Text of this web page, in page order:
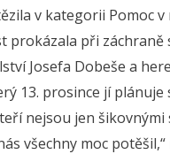
v kategorii Pomoc
prokázala při
Josefa Dobeše a
13. prosince jí plánuje
nejsou jen
všechny moc